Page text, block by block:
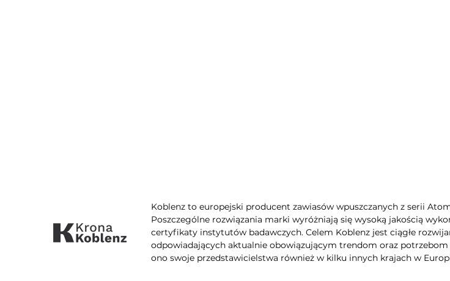
Koblenz to europejski producent zawiasów wpuszczanych z serii
Poszczególne rozwiązania marki wyróżniają się wysoką jakością
certyfikaty instytutów badawczych. Celem Koblenz jest ciągłe
odpowiadających aktualnie obowiązującym trendom oraz
ono swoje przedstawicielstwa również w kilku innych krajach w